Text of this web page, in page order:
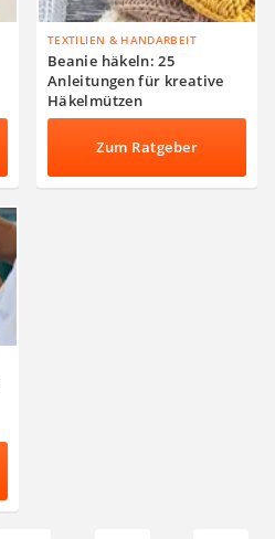
TEXTILIEN & HANDARBEIT
Beanie häkeln: 25
Anleitungen für kreative
Häkelmützen
Zum Ratgeber